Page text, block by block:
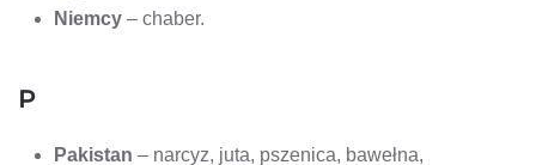
Niemcy – chaber.
P
Pakistan – narcyz, juta, pszenica, bawełna,